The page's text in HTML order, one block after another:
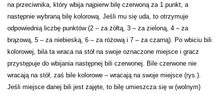
na przeciwnika, który wbija najpierw bilę czerwoną za 1 punkt, a
następnie wybraną bilę kolorową. Jeśli mu się uda, to otrzymuje
odpowiednią liczbę punktów (2 – za żółtą, 3 – za zieloną, 4 – za
brązową, 5 – za niebieską, 6 – za różową i 7 – za czarną). Po wbiciu bili
kolorowej, bila ta wraca na stół na swoje oznaczone miejsce i gracz
przystępuje do wbijania następnej bili czerwonej. Bile czerwone nie
wracają na stół, zaś bile kolorowe – wracają na swoje miejsce (rys.).
Jeśli miejsce danej bili jest zajęte, to bilę umieszcza się w (wolnym)